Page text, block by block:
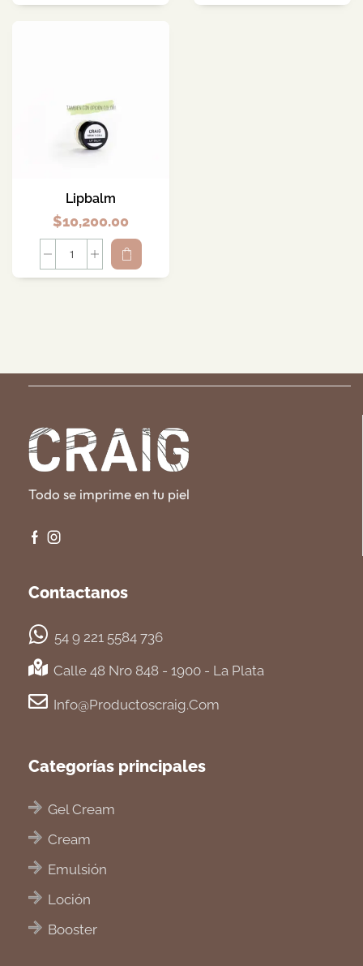
Lipbalm
$10,200.00
Todo se imprime en tu piel
Contactanos
54 9 221 5584 736
Calle 48 Nro 848 - 1900 - La Plata
Info@productoscraig.com
Categorías principales
Gel Cream
Cream
Emulsión
Loción
Booster